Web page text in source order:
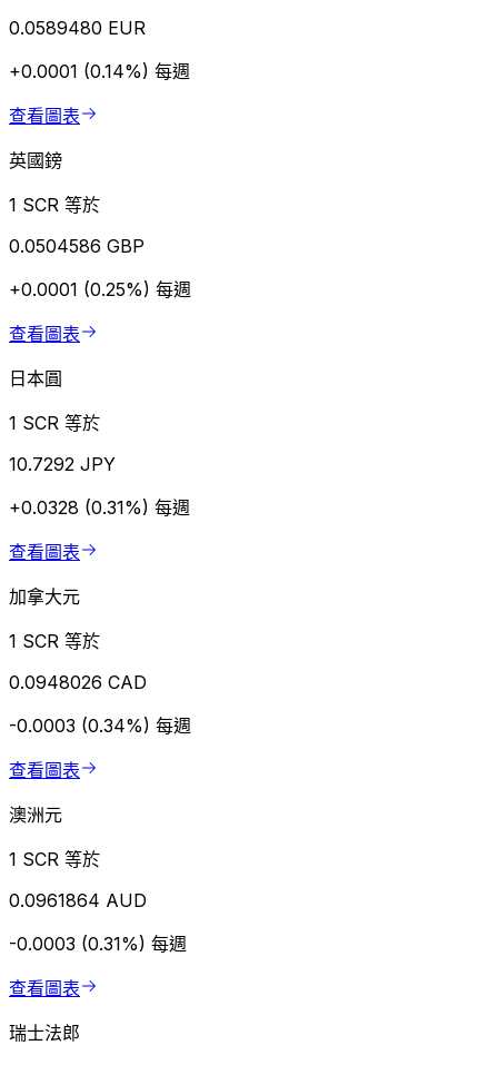
0.0589480 EUR
+0.0001 (0.14%) 每週
查看圖表
英國鎊
1 SCR 等於
0.0504586 GBP
+0.0001 (0.25%) 每週
查看圖表
日本圓
1 SCR 等於
10.7292 JPY
+0.0328 (0.31%) 每週
查看圖表
加拿大元
1 SCR 等於
0.0948026 CAD
-0.0003 (0.34%) 每週
查看圖表
澳洲元
1 SCR 等於
0.0961864 AUD
-0.0003 (0.31%) 每週
查看圖表
瑞士法郎